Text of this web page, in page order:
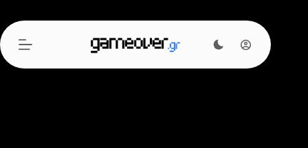
περιεχόμενο